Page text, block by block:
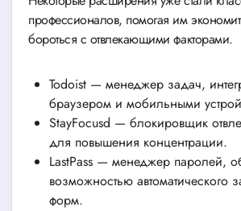
профессионалов, помогая им
бороться с отвлекающими факторами.
Todoist — менеджер задач,
браузером и мобильными
StayFocusd — блокировщик
для повышения концентрации.
LastPass — менеджер паролей,
возможностью автоматического
форм.